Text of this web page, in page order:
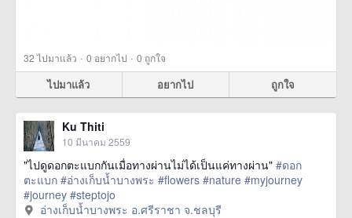
32ไปมาแล้ว · 0 อยากไป · 0 ถูกใจ
ไปมาแล้ว อยากไป ถูกใจ
Ku Thiti
10 มีนาคม 2559
"ไปดูดอกตะแบกกันเมื่อทางผ่านไม่ได้เป็นแค่ทางผ่าน" #ดอก
ตะแบก #อ่างเก็บน้ำบางพระ #flowers #nature #myjourney
#journey #steptojo
href=https://m.thetrippacker.com/th/image/อ่างเก็บน้ำบางพระอ
อ่างเก็บน้ำบางพระ อ.ศรีราชา จ.ชลบุรี